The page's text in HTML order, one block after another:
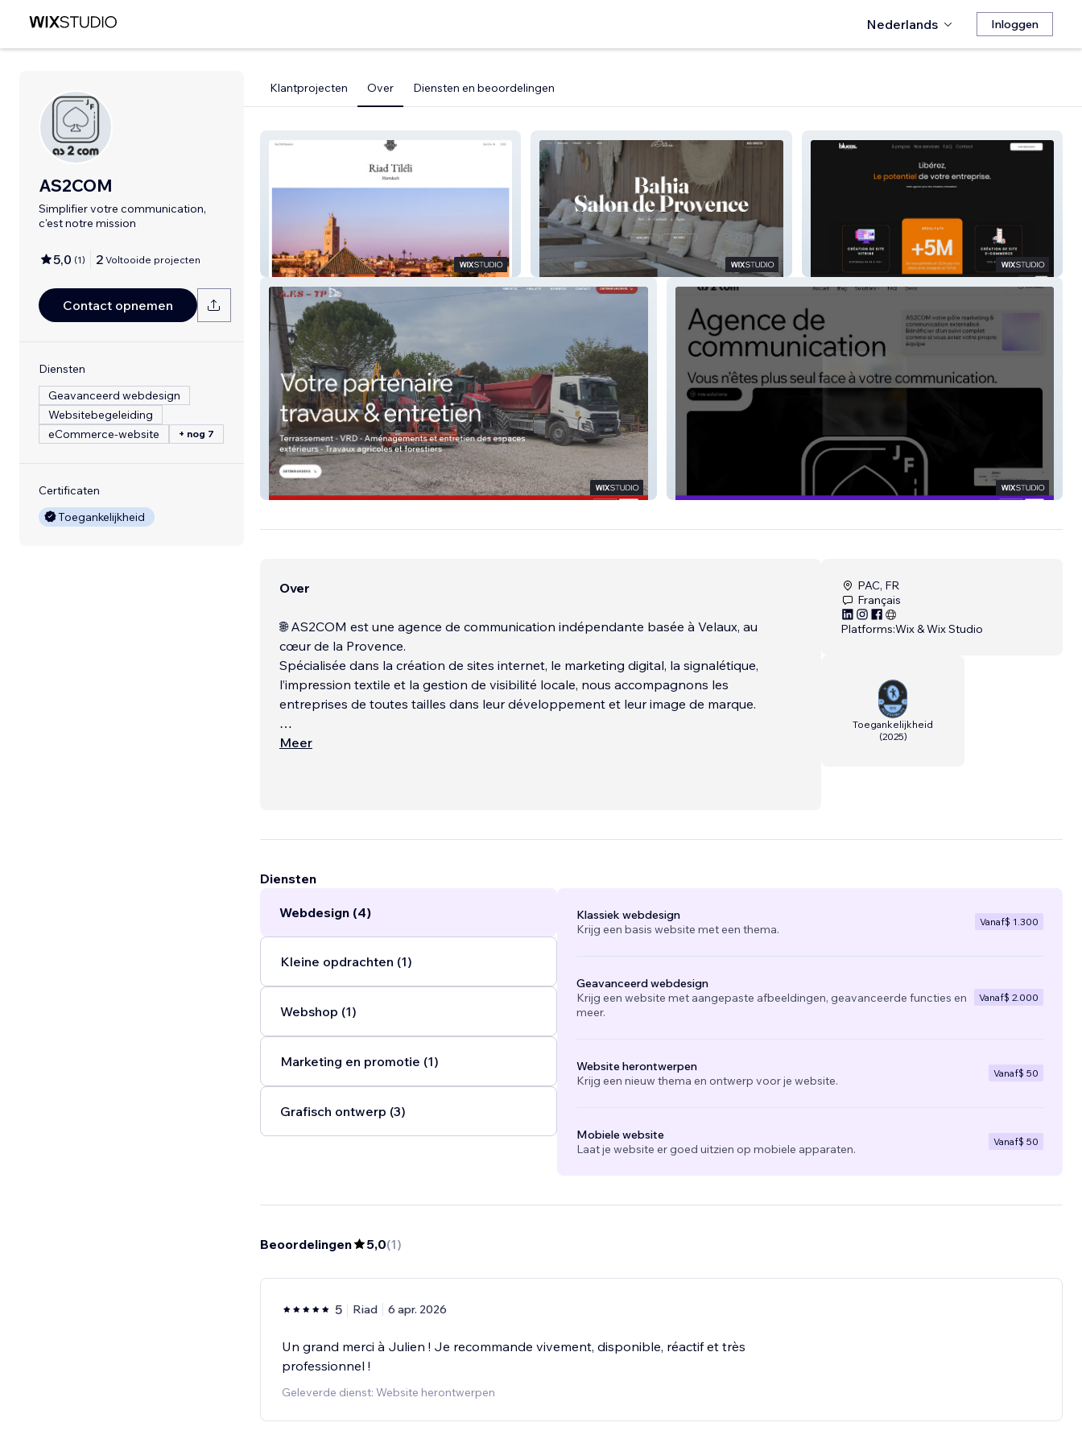
Nederlands Inloggen
AS2COM
Simplifier votre communication,
c'est notre mission
5,0 (1) 2 Voltooide projecten
Contact opnemen
Diensten
Geavanceerd webdesign
Websitebegeleiding
eCommerce-website
+ nog 7
Certificaten
Toegankelijkheid
Klantprojecten Over Diensten en beoordelingen
Riad Tiléli Marrakech Bahia Salon de Provence Blucastudio 2025
AFSTP
Over
🌐 AS2COM est une agence de communication indépendante basée à Velaux, au
cœur de la Provence.
Spécialisée dans la création de sites internet, le marketing digital, la signalétique,
l’impression textile et la gestion de visibilité locale, nous accompagnons les
entreprises de toutes tailles dans leur développement et leur image de marque.
🎯 Notre mission : vous offrir des solutions sur-mesure, efficaces et alignées avec
Meer
PAC, FR
Français
Platforms:Wix & Wix Studio
Toegankelijkheid
(2025)
Diensten
Webdesign (4)
Kleine opdrachten (1)
Webshop (1)
Marketing en promotie (1)
Grafisch ontwerp (3)
Klassiek webdesign
Krijg een basis website met een thema.
Vanaf$ 1.300
Geavanceerd webdesign
Krijg een website met aangepaste afbeeldingen, geavanceerde functies en
meer.
Vanaf$ 2.000
Website herontwerpen
Krijg een nieuw thema en ontwerp voor je website.
Vanaf$ 50
Mobiele website
Laat je website er goed uitzien op mobiele apparaten.
Vanaf$ 50
Beoordelingen 5,0(1)
5 Riad 6 apr. 2026
Un grand merci à Julien ! Je recommande vivement, disponible, réactif et très
professionnel !
Geleverde dienst: Website herontwerpen